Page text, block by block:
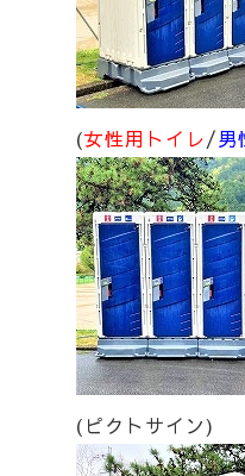
(女性用トイレ/男
(ピクトサイン)